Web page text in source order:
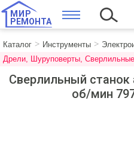
МИР
РЕМОНТА
Каталог Инструменты
Дрели, Шуруповерты, Сверлильные
Сверлильный
об/мин